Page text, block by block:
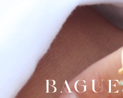
PIERCINGS
BONS PLANS